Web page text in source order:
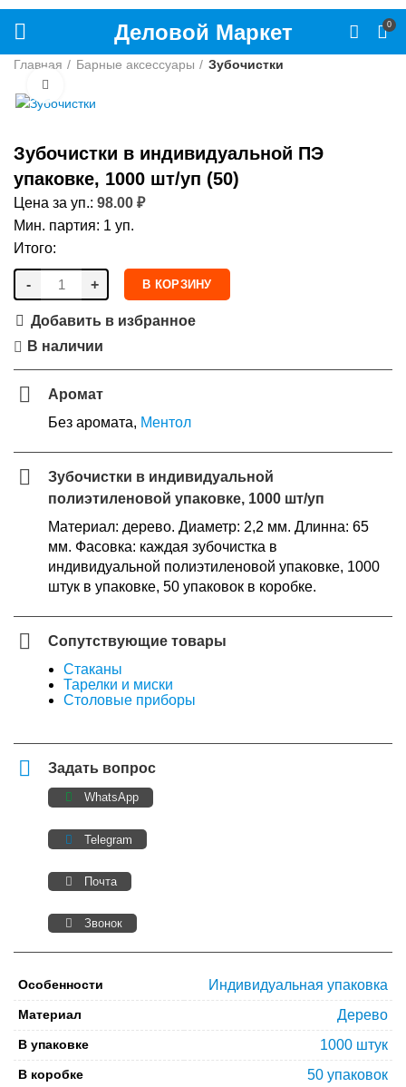
Деловой Маркет 0
Главная Барные аксессуары Зубочистки
Зубочистки в индивидуальной ПЭ
упаковке, 1000 шт/уп (50)
Цена за уп.: 98.00 ₽
Мин. партия: 1 уп.
Итого:
- + В КОРЗИНУ
Добавить в избранное
В наличии
Аромат
Без аромата, Ментол
Зубочистки в индивидуальной
полиэтиленовой упаковке, 1000 шт/уп
Материал: дерево. Диаметр: 2,2 мм. Длинна: 65
мм. Фасовка: каждая зубочистка в
индивидуальной полиэтиленовой упаковке, 1000
штук в упаковке, 50 упаковок в коробке.
Сопутствующие товары
Стаканы
Тарелки и миски
Столовые приборы
Задать вопрос
WhatsApp
Telegram
Почта
Звонок
Особенности Индивидуальная упаковка
Материал Дерево
В упаковке 1000 штук
В коробке 50 упаковок